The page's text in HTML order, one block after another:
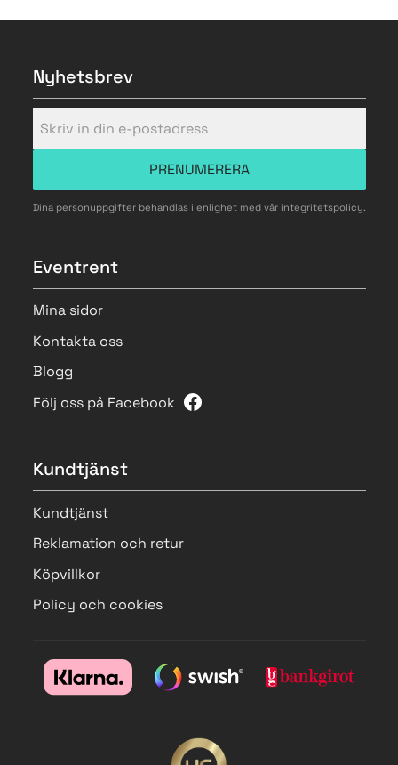
Nyhetsbrev
PRENUMERERA
Dina personuppgifter behandlas i enlighet med vår integritetspolicy.
Eventrent
Mina sidor
Kontakta oss
Blogg
Följ oss på Facebook
Kundtjänst
Kundtjänst
Reklamation och retur
Köpvillkor
Policy och cookies